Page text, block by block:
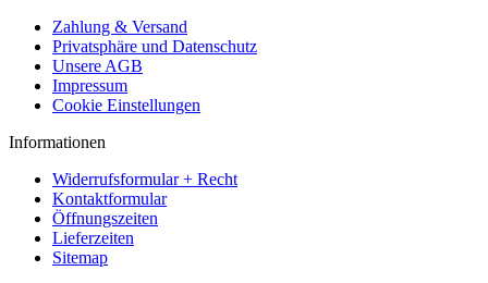
Zahlung & Versand
Privatsphäre und Datenschutz
Unsere AGB
Impressum
Cookie Einstellungen
Informationen
Widerrufsformular + Recht
Kontaktformular
Öffnungszeiten
Lieferzeiten
Sitemap